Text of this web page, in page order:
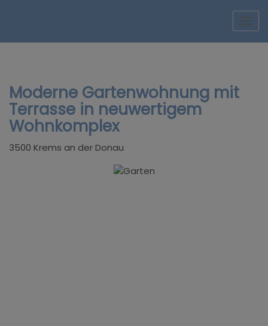
Moderne Gartenwohnung mit
Terrasse in neuwertigem
Wohnkomplex
3500 Krems an der Donau